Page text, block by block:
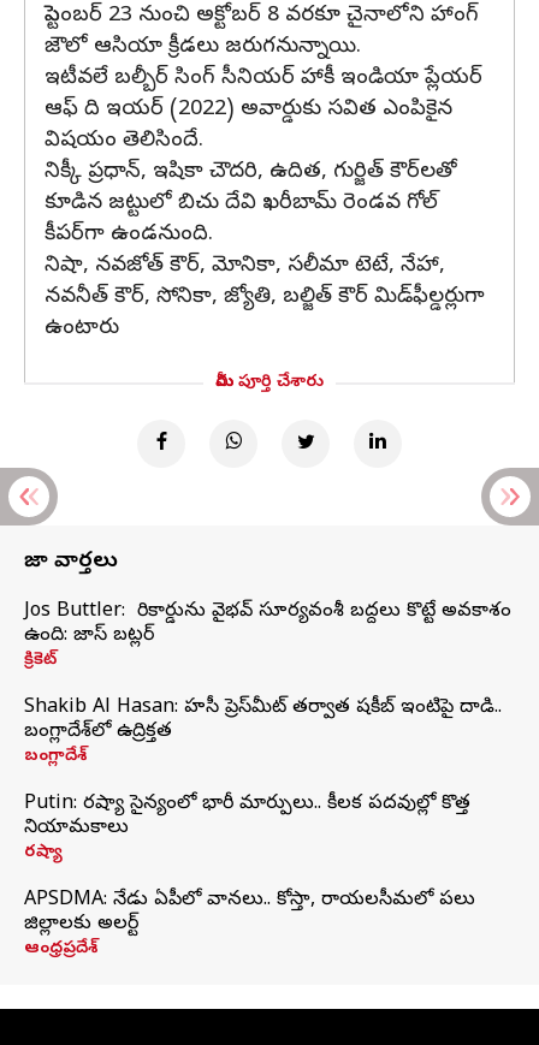
సెప్టెంబర్ 23 నుంచి అక్టోబర్ 8 వరకూ చైనాలోని హాంగ్
జౌలో ఆసియా క్రీడలు జరుగనున్నాయి.
ఇటీవలే బల్బీర్‌ సింగ్‌ సీనియర్‌ హాకీ ఇండియా ప్లేయర్‌
ఆఫ్‌ ది ఇయర్‌ (2022) అవార్డుకు సవిత ఎంపికైన
విషయం తెలిసిందే.
నిక్కీ ప్రధాన్‌, ఇషికా చౌదరి, ఉదిత, గుర్జిత్‌ కౌర్‌లతో
కూడిన జట్టులో బిచు దేవి ఖరీబామ్‌ రెండవ గోల్‌
కీపర్‌గా ఉండనుంది.
నిషా, నవజోత్‌ కౌర్‌, మోనికా, సలీమా టెటే, నేహా,
నవనీత్‌ కౌర్‌, సోనికా, జ్యోతి, బల్జిత్‌ కౌర్‌ మిడ్‌ఫీల్డర్లుగా
ఉంటారు
మీరు పూర్తి చేశారు
తాజా వార్తలు
Jos Buttler: నా రికార్డును వైభవ్ సూర్యవంశీ బద్దలు కొట్టే అవకాశం
ఉంది: జాస్ బట్లర్
క్రికెట్
Shakib Al Hasan: హసీనా ప్రెస్‌మీట్‌ తర్వాత షకీబ్‌ ఇంటిపై దాడి..
బంగ్లాదేశ్‌లో ఉద్రిక్తత
బంగ్లాదేశ్
Putin: రష్యా సైన్యంలో భారీ మార్పులు.. కీలక పదవుల్లో కొత్త
నియామకాలు
రష్యా
APSDMA: నేడు ఏపీలో వానలు.. కోస్తా, రాయలసీమలో పలు
జిల్లాలకు అలర్ట్
ఆంధ్రప్రదేశ్